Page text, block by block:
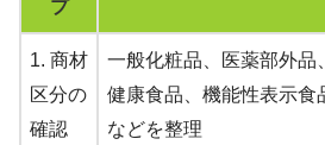
プ
1. 商材
区分の
確認
一般化粧品、医薬部外品、
健康食品、機能性表示食
などを整理